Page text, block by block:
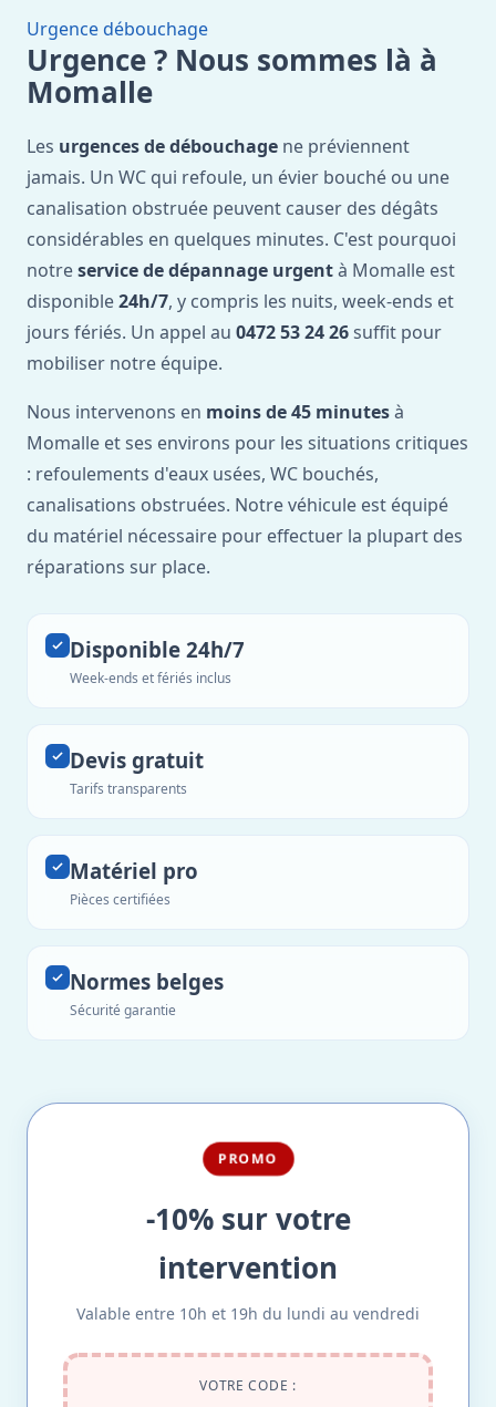
Urgence débouchage
Urgence ? Nous sommes là à
Momalle
Les urgences de débouchage ne préviennent
jamais. Un WC qui refoule, un évier bouché ou une
canalisation obstruée peuvent causer des dégâts
considérables en quelques minutes. C'est pourquoi
notreservice de dépannage urgentà Momalle est
disponible24h/7, y compris les nuits, week-ends et
jours fériés. Un appel au 0472 53 24 26 suffit pour
mobiliser notre équipe.
Nous intervenons en moins de 45 minutesà
Momalle et ses environs pour les situations critiques
: refoulements d'eaux usées, WC bouchés,
canalisations obstruées. Notre véhicule est équipé
du matériel nécessaire pour effectuer la plupart des
réparations sur place.
Disponible 24h/7
Week-ends et fériés inclus
Devis gratuit
Tarifs transparents
Matériel pro
Pièces certifiées
Normes belges
Sécurité garantie
PROMO
-10% sur votre
intervention
Valable entre 10h et 19h du lundi au vendredi
VOTRE CODE :